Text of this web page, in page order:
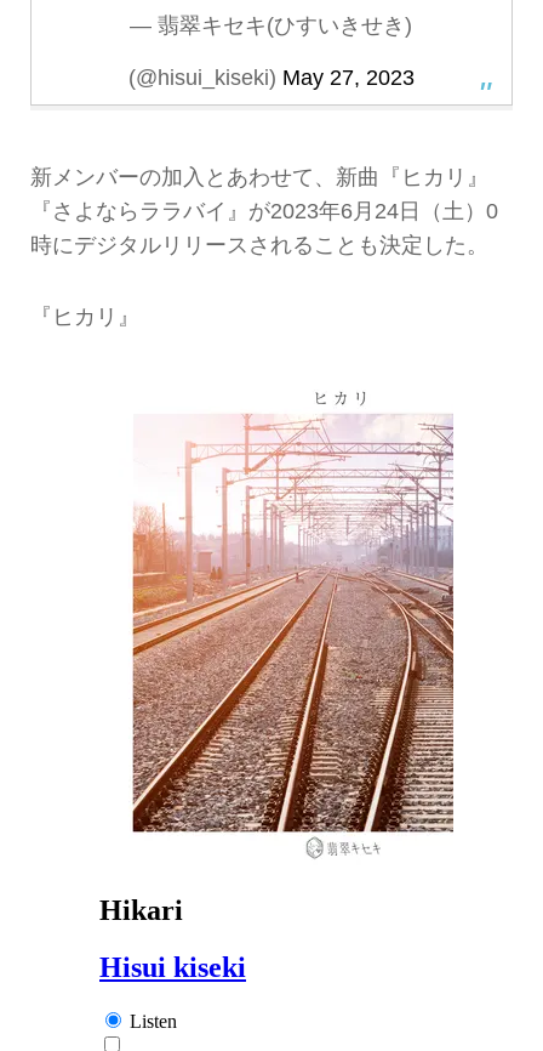
— 翡翠キセキ(ひすいきせき)
(@hisui_kiseki) May 27, 2023
新メンバーの加入とあわせて、新曲『ヒカリ』
『さよならララバイ』が2023年6月24日（土）0
時にデジタルリリースされることも決定した。
『ヒカリ』